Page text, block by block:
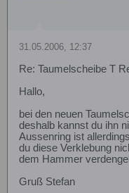
31.05.2006, 12:37
Re: Taumelscheibe T
Hallo,
bei den neuen
deshalb kannst du ihn
Aussenring ist
du diese Verklebung
dem Hammer
Gruß Stefan